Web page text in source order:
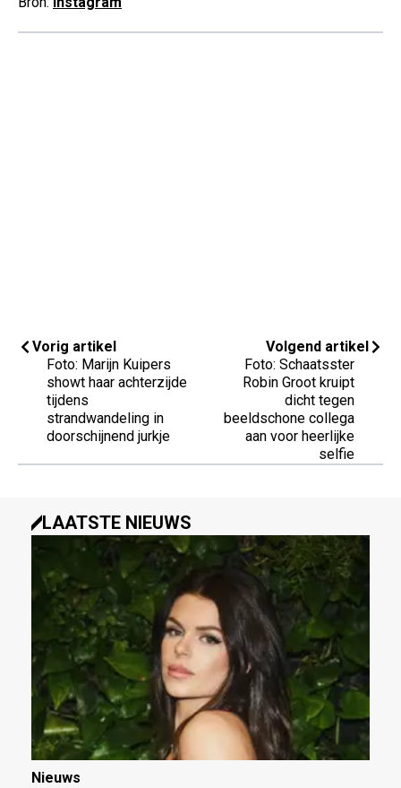
Vorig artikel
Foto: Marijn Kuipers
showt haar achterzijde
tijdens
strandwandeling in
doorschijnend jurkje
Volgend artikel
Foto: Schaatsster
Robin Groot kruipt
dicht tegen
beeldschone collega
aan voor heerlijke
selfie
LAATSTE NIEUWS
Nieuws